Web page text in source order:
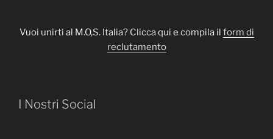
Vuoi unirti al M.O,S. Italia? Clicca qui e compila il form di
reclutamento
I Nostri Social